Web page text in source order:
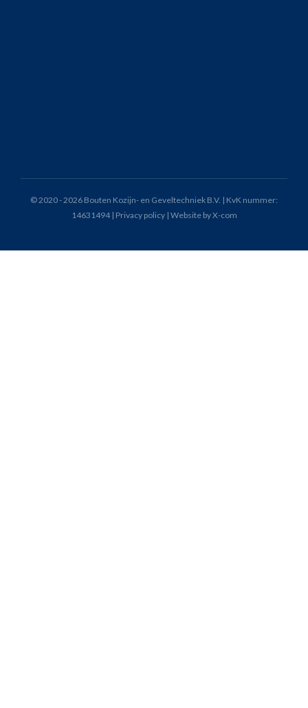
© 2020 - 2026 Bouten Kozijn- en Geveltechniek B.V. | KvK nummer:
14631494 | Privacy policy| Website by X-com